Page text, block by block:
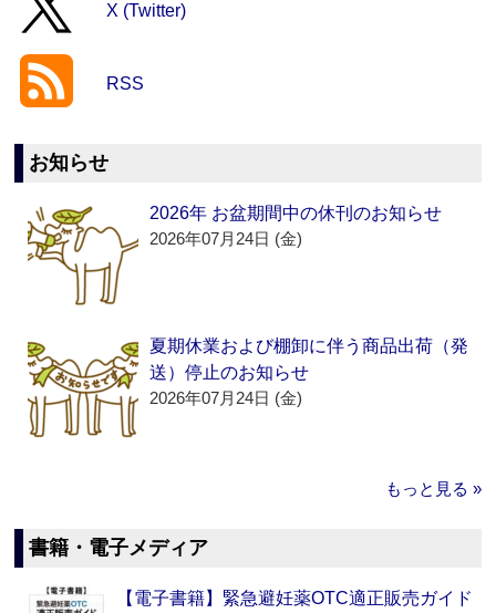
X (Twitter)
RSS
お知らせ
2026年 お盆期間中の休刊のお知らせ
2026年07月24日 (金)
夏期休業および棚卸に伴う商品出荷（発
送）停止のお知らせ
2026年07月24日 (金)
もっと見る »
書籍・電子メディア
【電子書籍】緊急避妊薬OTC適正販売ガイド